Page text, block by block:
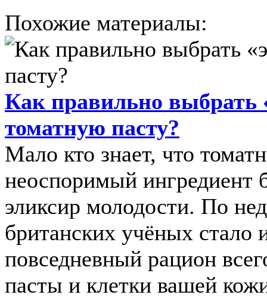
Похожие материалы:
Как правильно выбрать
томатную пасту?
Мало кто знает, что
неоспоримый
эликсир молодости. По
британских учёных стало
повседневный рацион
пасты и клетки вашей